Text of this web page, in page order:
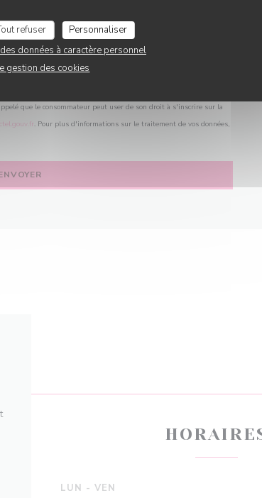
refuser
Personnaliser
données à caractère personnel
gestion des cookies
que le consommateur peut user de son droit à s'inscrire sur la
. Pour plus d'informations sur le traitement de vos données,
LUN -VEN